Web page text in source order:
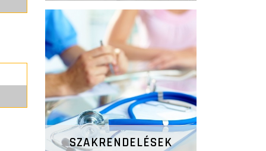
SZAKRENDELÉSEK